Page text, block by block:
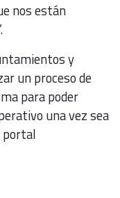
nos están
y
un proceso de
para poder
una vez sea
portal